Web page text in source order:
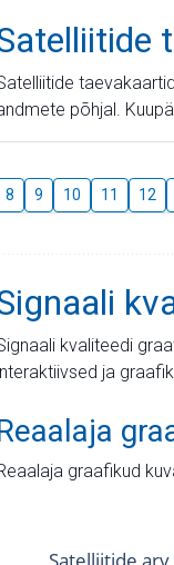
põhjal.
8 9 10 11 12
kvaliteedi
ja
graafikud